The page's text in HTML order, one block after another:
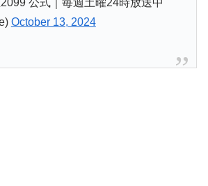
公式｜毎週土曜24時放送中
October 13, 2024